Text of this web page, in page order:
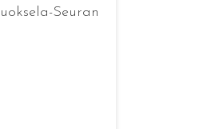
Seuran